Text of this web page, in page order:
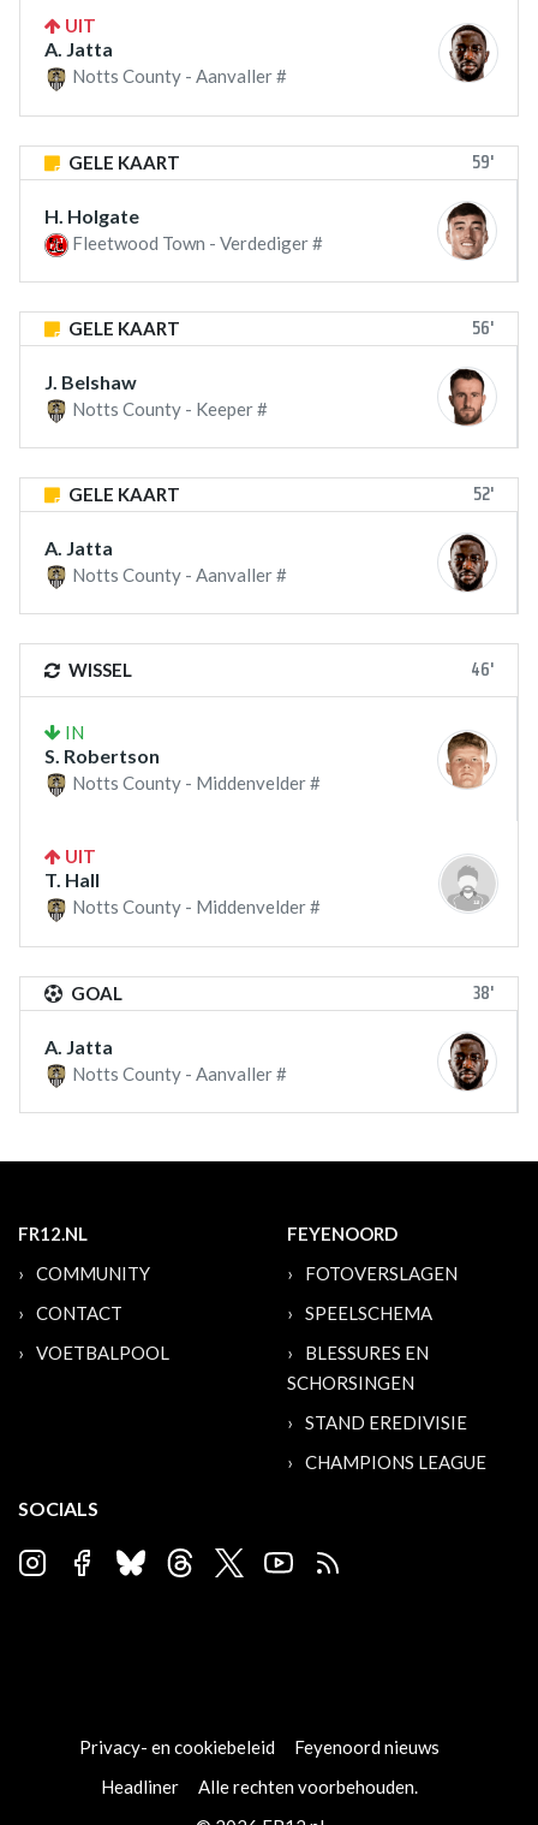
UIT
A. Jatta
Notts County - Aanvaller #
GELE KAART 59'
H. Holgate
Fleetwood Town - Verdediger #
GELE KAART 56'
J. Belshaw
Notts County - Keeper #
GELE KAART 52'
A. Jatta
Notts County - Aanvaller #
WISSEL 46'
IN
S. Robertson
Notts County - Middenvelder #
UIT
T. Hall
Notts County - Middenvelder #
GOAL 38'
A. Jatta
Notts County - Aanvaller #
FR12.NL
COMMUNITY
CONTACT
VOETBALPOOL
FEYENOORD
FOTOVERSLAGEN
SPEELSCHEMA
BLESSURES EN
SCHORSINGEN
STAND EREDIVISIE
CHAMPIONS LEAGUE
SOCIALS
Privacy- en cookiebeleid
Feyenoord nieuws
Headliner
Alle rechten voorbehouden.